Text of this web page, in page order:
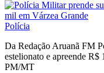
Polícia
Da Redação Aruanã FM
estelionato e apreende
PM/MT